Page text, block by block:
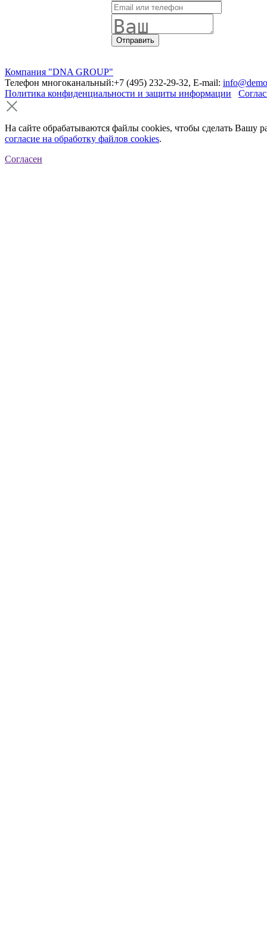
Компания "DNA GROUP"
Телефон многоканальный:+7 (495) 232-29-32, E-mail:
Политика конфиденциальности и защиты информации
На сайте обрабатываются файлы cookies, чтобы сделать Вашу
согласие на обработку файлов cookies.
Согласен